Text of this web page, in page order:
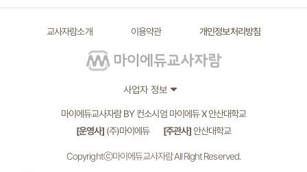
교사자람소개 이용약관 개인정보처리방침
사업자 정보
마이에듀교사자람 BY 컨소시엄 마이에듀 X 안산대학교
[운영사] (주)마이에듀 [주관사]안산대학교
Copyrightⓒ마이에듀교사자람 All Right Reserved.